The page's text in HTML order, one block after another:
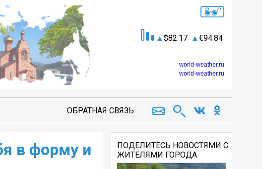
82.17 94.84
world-weather.ru
world-weather.ru
ОБРАТНАЯ СВЯЗЬ
в форму и
ПОДЕЛИТЕСЬ НОВОСТЯМИ С
ЖИТЕЛЯМИ ГОРОДА